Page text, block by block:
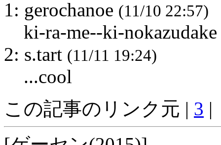
1: gerochanoe (11/10 22:57)
ki-ra-me--ki-nokazudake
2: s.tart (11/11 19:24)
...cool
この記事のリンク元 | 3 |